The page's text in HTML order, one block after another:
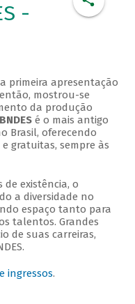
-
primeira apresentação
mostrou-se
da produção
é o mais antigo
Brasil, oferecendo
gratuitas, sempre às
de existência, o
a diversidade no
espaço tanto para
talentos. Grandes
de suas carreiras,
ingressos.